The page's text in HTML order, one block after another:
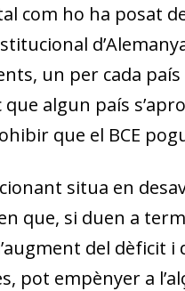
com ho ha posat
un per cada
que algun país
que el BCE
situa en
que, si duen a
del dèficit
pot empènyer a